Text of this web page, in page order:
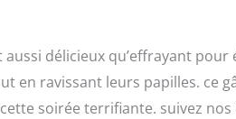
délicieux qu’effrayant pour
en ravissant leurs papilles. ce
soirée terrifiante. suivez